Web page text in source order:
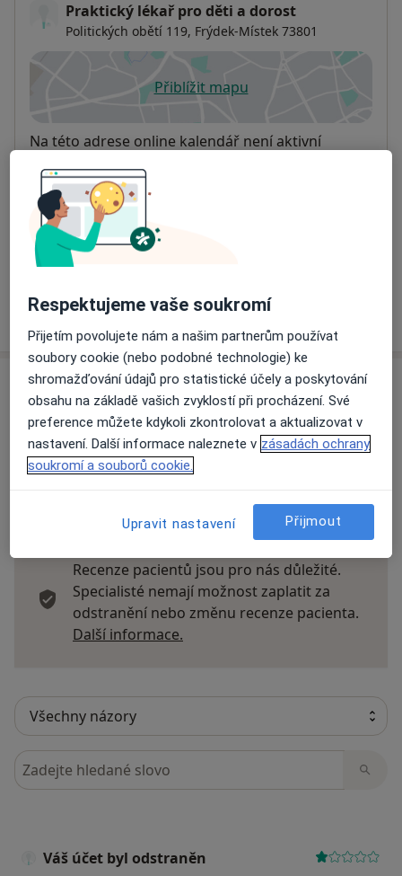
Praktický lékař pro děti a dorost
Politických obětí 119, Frýdek-Místek 73801
Přiblížit mapuse otevře v nové záložce
Dostupnost
Na této adrese online kalendář není aktivní
Co mám v takové situaci udělat?
Způsoby platby (soukromé návštěvy)
Na teto adrese lékař přijímá pacienty na pojišťovnu
Detaily
Více
Názory
Přidejte svůj názor
Recenze pacientů jsou pro nás důležité.
Specialisté nemají možnost zaplatit za
odstranění nebo změnu recenze pacienta.
Další informace.
Hledejte v názorech
Váš účet byl odstraněn
Respektujeme vaše soukromí
Přijetím povolujete nám a našim partnerům používat
soubory cookie (nebo podobné technologie) ke
shromažďování údajů pro statistické účely a poskytování
obsahu na základě vašich zvyklostí při procházení. Své
preference můžete kdykoli zkontrolovat a aktualizovat v
nastavení. Další informace naleznete v zásadách ochrany
soukromí a souborů cookie.
Upravit nastavení Přijmout